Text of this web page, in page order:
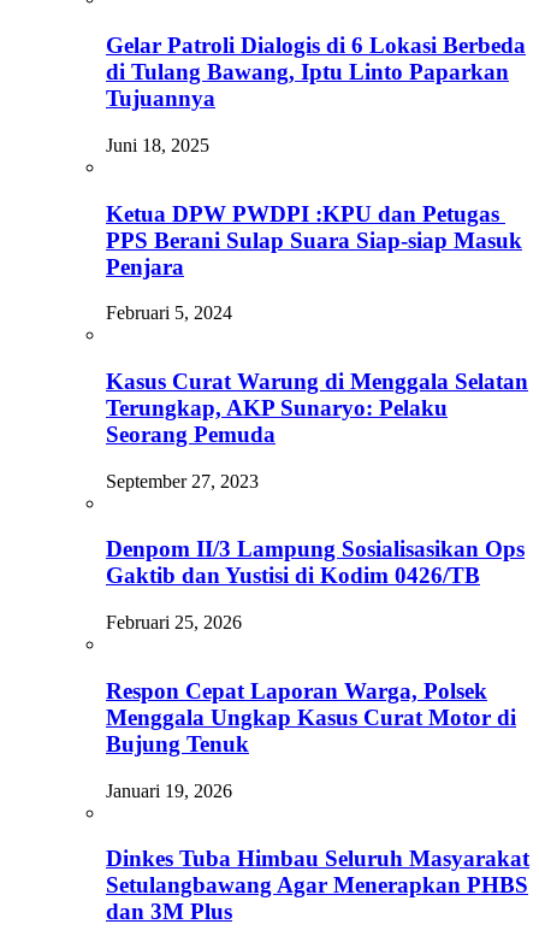
Gelar Patroli Dialogis di 6 Lokasi Berbeda
di Tulang Bawang, Iptu Linto Paparkan
Tujuannya
Juni 18, 2025
Ketua DPW PWDPI :KPU dan Petugas
PPS Berani Sulap Suara Siap-siap Masuk
Penjara
Februari 5, 2024
Kasus Curat Warung di Menggala Selatan
Terungkap, AKP Sunaryo: Pelaku
Seorang Pemuda
September 27, 2023
Denpom II/3 Lampung Sosialisasikan Ops
Gaktib dan Yustisi di Kodim 0426/TB
Februari 25, 2026
Respon Cepat Laporan Warga, Polsek
Menggala Ungkap Kasus Curat Motor di
Bujung Tenuk
Januari 19, 2026
Dinkes Tuba Himbau Seluruh Masyarakat
Setulangbawang Agar Menerapkan PHBS
dan 3M Plus